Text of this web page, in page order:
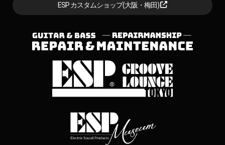
ESP カスタムショップ(大阪・梅田)